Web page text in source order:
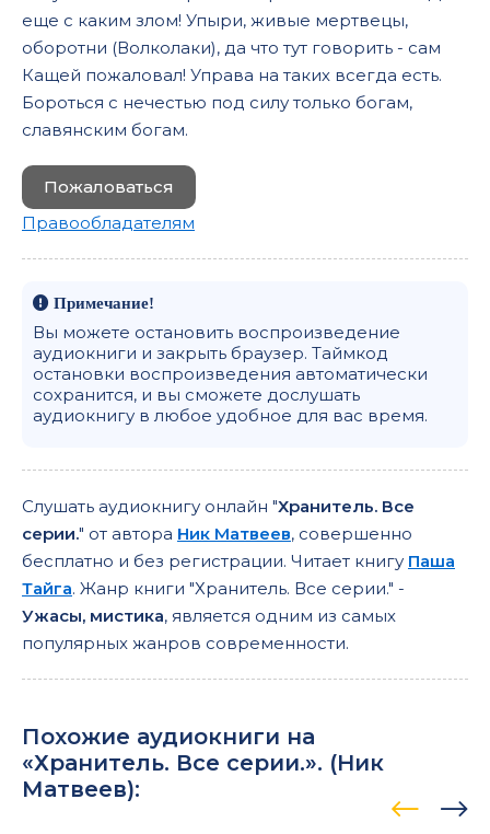
еще с каким злом! Упыри, живые мертвецы,
оборотни (Волколаки), да что тут говорить - сам
Кащей пожаловал! Управа на таких всегда есть.
Бороться с нечестью под силу только богам,
славянским богам.
Пожаловаться
Правообладателям
Примечание!
Вы можете остановить воспроизведение
аудиокниги и закрыть браузер. Таймкод
остановки воспроизведения автоматически
сохранится, и вы сможете дослушать
аудиокнигу в любое удобное для вас время.
Слушать аудиокнигу онлайн "Хранитель. Все
серии." от автора Ник Матвеев, совершенно
бесплатно и без регистрации. Читает книгу Паша
Тайга. Жанр книги "Хранитель. Все серии." -
Ужасы, мистика, является одним из самых
популярных жанров современности.
Похожие аудиокниги на
«Хранитель. Все серии.». (Ник
Матвеев):